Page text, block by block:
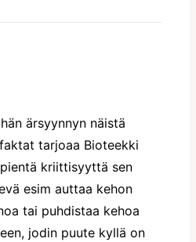
ärsyynnyn näistä
tarjoaa Bioteekki
kriittisyyttä sen
esim auttaa kehon
tai puhdistaa kehoa
jodin puute kyllä on